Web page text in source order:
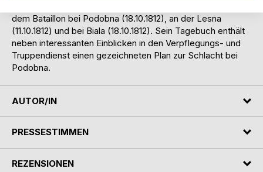
dem Bataillon bei Podobna (18.10.1812), an der Lesna
(11.10.1812) und bei Biala (18.10.1812). Sein Tagebuch enthält
neben interessanten Einblicken in den Verpflegungs- und
Truppendienst einen gezeichneten Plan zur Schlacht bei
Podobna.
AUTOR/IN
PRESSESTIMMEN
REZENSIONEN